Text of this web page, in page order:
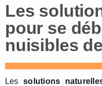
Les
pour se
nuisibles
Lessolutions